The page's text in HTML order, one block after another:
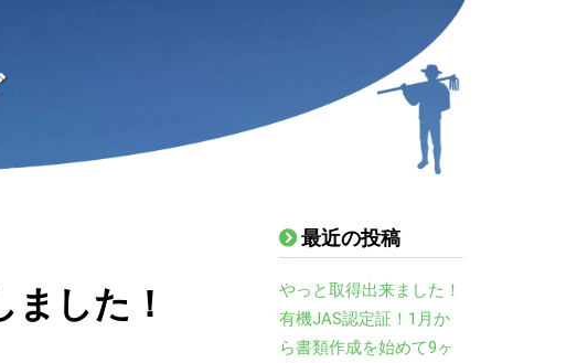
した！
最近の投稿
やっと取得出来ました！
有機JAS認定証！1月か
ら書類作成を始めて9ヶ